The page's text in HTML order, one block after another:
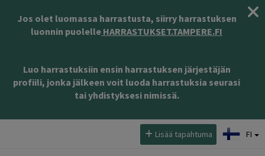
Jos olet luomassa harrastusta, siirry harrastuksen
luonnin puolelle HARRASTUKSET.TAMPERE.FI
Luo harrastuksiin ensin harrastuksen järjestäjän
profiili, jonka jälkeen voit luoda harrastuksia seurasi
tai yhdistyksesi nimissä.
Lisää tapahtuma FI